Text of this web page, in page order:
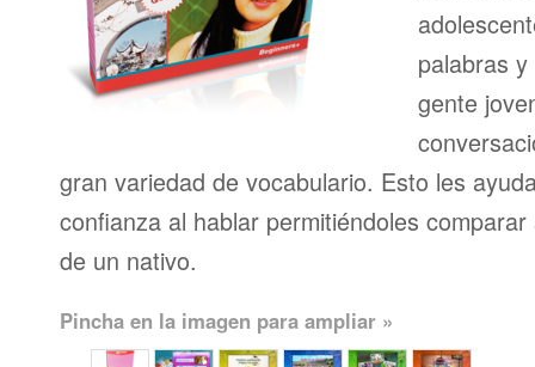
palabras
gente
gran variedad de vocabulario. Esto les
confianza al hablar permitiéndoles
de un nativo.
Pincha en la imagen para ampliar »